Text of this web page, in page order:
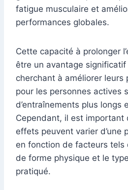
fatigue musculaire et
performances globales.
Cette capacité à prolonger
être un avantage
cherchant à améliorer leurs
pour les personnes actives
d’entraînements plus longs
Cependant, il est important
effets peuvent varier d’une
en fonction de facteurs tels
de forme physique et le
pratiqué.